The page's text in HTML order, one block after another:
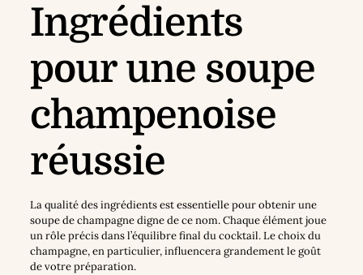
Ingrédients
pour une soupe
champenoise
réussie
La qualité des ingrédients est essentielle pour obtenir une
soupe de champagne digne de ce nom. Chaque élément joue
un rôle précis dans l’équilibre final du cocktail. Le choix du
champagne, en particulier, influencera grandement le goût
de votre préparation.